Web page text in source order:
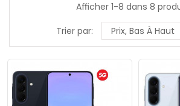
Afficher 1-8 dans 8
Trier par:
Prix, Bas À Haut